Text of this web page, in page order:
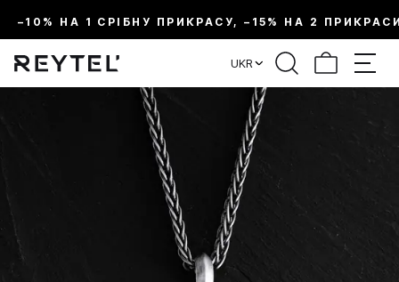
–10% НА 1 СРІБНУ ПРИКРАСУ, –15% НА 2
UKR